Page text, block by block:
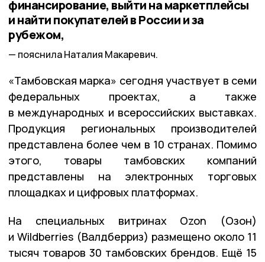
финансирование, выйти на маркетплейсы
и найти покупателей в России и за
рубежом,
пояснила Наталия Макаревич.
«Тамбовская марка» сегодня участвует в семи
федеральных проектах, а также
в международных и всероссийских выставках.
Продукция региональных производителей
представлена более чем в 10 странах. Помимо
этого, товары тамбовских компаний
представлены на электронных торговых
площадках и цифровых платформах.
На специальных витринах Ozon (Озон)
и Wildberries (Валдберриз) размещено около 11
тысяч товаров 30 тамбовских брендов. Ещё 15